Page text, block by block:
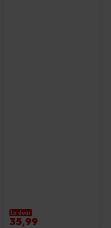
La doar
35,99